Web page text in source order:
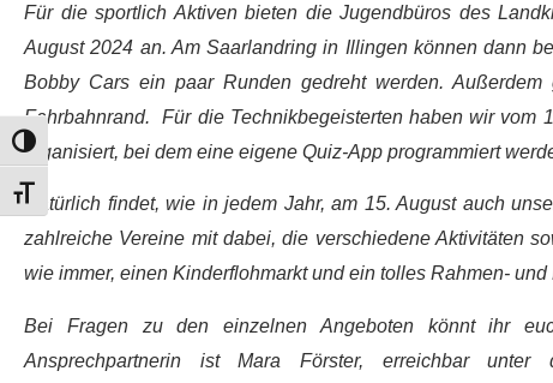
Umschalten auf hohe Kontraste
Schrift vergrößern
Für die sportlich Aktiven bieten die Jugendbüros des
August 2024 an. Am Saarlandring in Illingen können dann
Bobby Cars ein paar Runden gedreht werden.
Fahrbahnrand. Für die Technikbegeisterten haben wir vom
organisiert, bei dem eine eigene Quiz-App programmiert
Natürlich findet, wie in jedem Jahr, am 15. August auch
zahlreiche Vereine mit dabei, die verschiedene Aktivitäten
wie immer, einen Kinderflohmarkt und ein tolles Rahmen-
Bei Fragen zu den einzelnen Angeboten könnt ihr
Ansprechpartnerin ist Mara Förster, erreichbar